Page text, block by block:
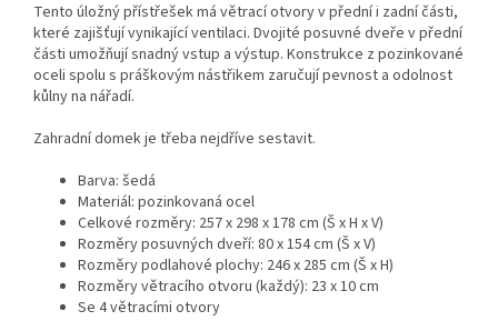
Tento úložný přístřešek má větrací otvory v přední i zadní části,
které zajišťují vynikající ventilaci. Dvojité posuvné dveře v přední
části umožňují snadný vstup a výstup. Konstrukce z pozinkované
oceli spolu s práškovým nástřikem zaručují pevnost a odolnost
kůlny na nářadí.
Zahradní domek je třeba nejdříve sestavit.
Barva: šedá
Materiál: pozinkovaná ocel
Celkové rozměry: 257 x 298 x 178 cm (Š x H x V)
Rozměry posuvných dveří: 80 x 154 cm (Š x V)
Rozměry podlahové plochy: 246 x 285 cm (Š x H)
Rozměry větracího otvoru (každý): 23 x 10 cm
Se 4 větracími otvory